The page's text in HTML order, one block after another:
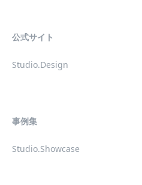
公式サイト
Studio.Design
事例集
Studio.Showcase